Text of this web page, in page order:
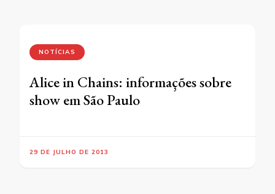
NOTÍCIAS
Alice in Chains: informações sobre
show em São Paulo
29 DE JULHO DE 2013